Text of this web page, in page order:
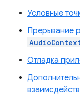
Условные
Прерывание
Отладка